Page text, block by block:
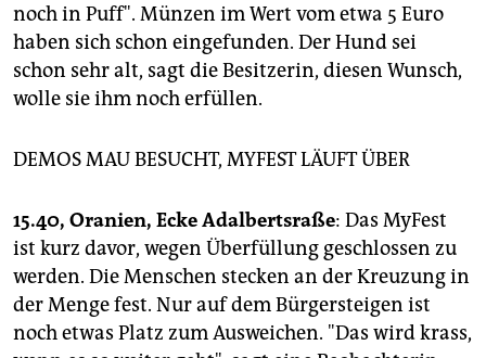
noch in Puff". Münzen im Wert vom etwa 5 Euro
haben sich schon eingefunden. Der Hund sei
schon sehr alt, sagt die Besitzerin, diesen Wunsch,
wolle sie ihm noch erfüllen.
DEMOS MAU BESUCHT, MYFEST LÄUFT ÜBER
15.40, Oranien, Ecke Adalbertsraße: Das MyFest
ist kurz davor, wegen Überfüllung geschlossen zu
werden. Die Menschen stecken an der Kreuzung in
der Menge fest. Nur auf dem Bürgersteigen ist
noch etwas Platz zum Ausweichen. "Das wird krass,